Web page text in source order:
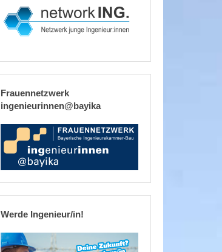
Frauennetzwerk
ingenieurinnen@bayika
Werde Ingenieur/in!